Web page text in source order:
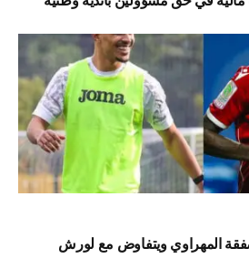
المهراوي ويتفاوض مع لورش